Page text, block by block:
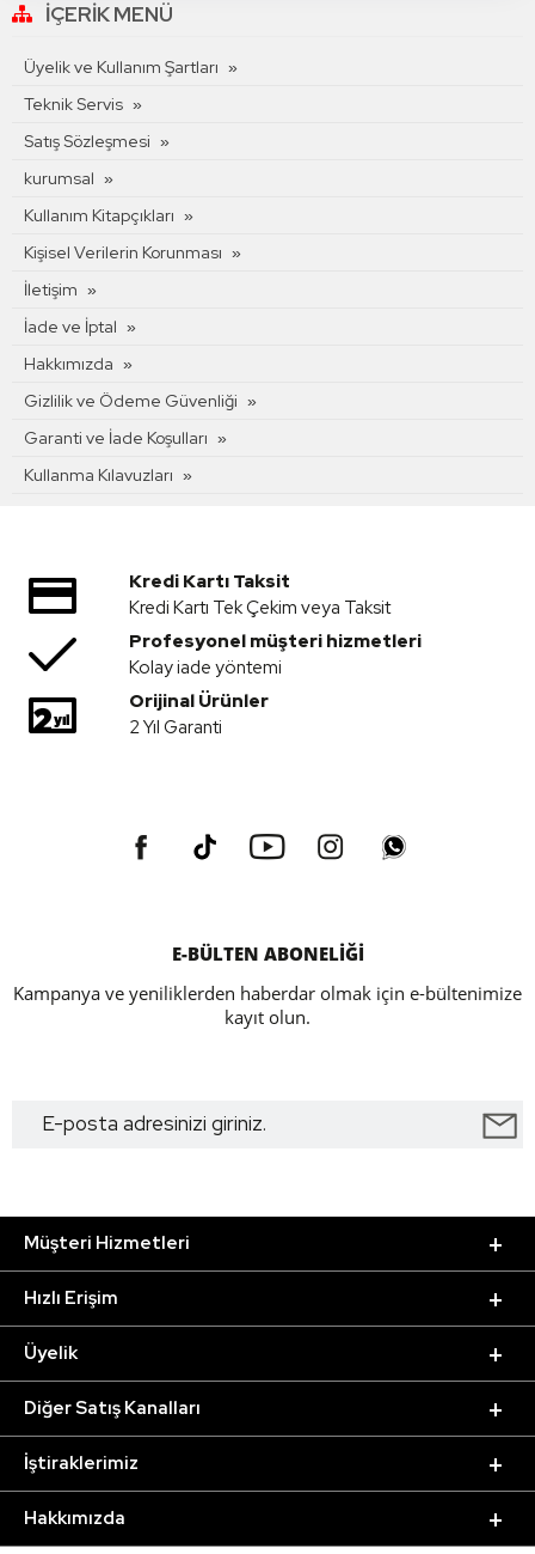
İÇERIK MENÜ
Üyelik ve Kullanım Şartları
Teknik Servis
Satış Sözleşmesi
kurumsal
Kullanım Kitapçıkları
Kişisel Verilerin Korunması
İletişim
İade ve İptal
Hakkımızda
Gizlilik ve Ödeme Güvenliği
Garanti ve İade Koşulları
Kullanma Kılavuzları
Kredi Kartı Taksit
Kredi Kartı Tek Çekim veya Taksit
Profesyonel müşteri hizmetleri
Kolay iade yöntemi
Orijinal Ürünler
2 Yıl Garanti
E-BÜLTEN ABONELİĞİ
Kampanya ve yeniliklerden haberdar olmak için e-bültenimize
kayıt olun.
Müşteri Hizmetleri
Hızlı Erişim
Üyelik
Diğer Satış Kanalları
İştiraklerimiz
Hakkımızda